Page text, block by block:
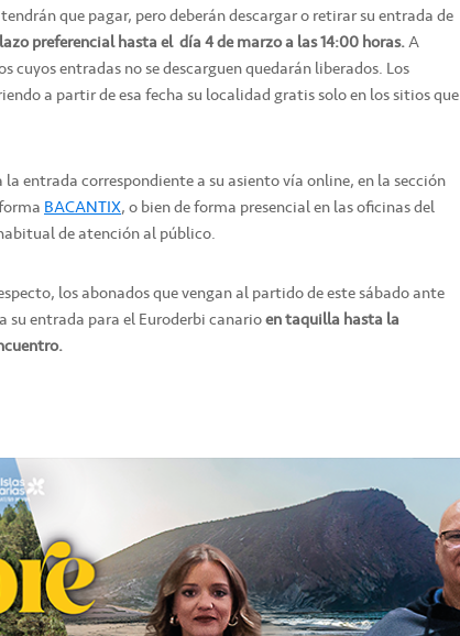
que pagar, pero deberán descargar o retirar su entrada de
preferencialhasta el día 4 de marzo a las 14:00 horas.A
cuyos entradas no se descarguen quedarán liberados. Los
a partir de esa fecha su localidad gratis solo en los sitios que
entrada correspondiente a su asiento vía online, en la sección
BACANTIX, o bien de forma presencial en las oficinas del
de atención al público.
los abonados que vengan al partido de este sábado ante
su entrada para el Euroderbi canarioen taquilla hasta la